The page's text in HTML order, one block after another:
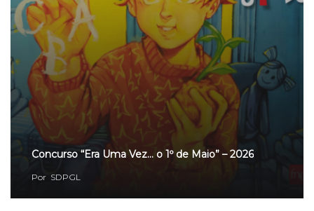
Concurso “Era Uma Vez… o 1º de Maio” – 2026
Por SDPGL